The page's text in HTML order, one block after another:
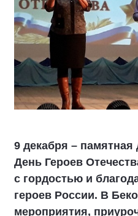
9 декабря – памятная
День Героев
с гордостью и
героев России. В
мероприятия,